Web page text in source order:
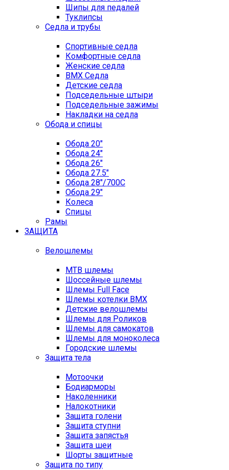
Шипы для педалей
Туклипсы
Седла и трубы
Спортивные седла
Комфортные седла
Женские седла
BMX Седла
Детские седла
Подседельные штыри
Подседельные зажимы
Накладки на седла
Обода и спицы
Обода 20"
Обода 24"
Обода 26"
Обода 27.5"
Обода 28"/700C
Обода 29"
Колеса
Спицы
Рамы
ЗАЩИТА
Велошлемы
MTB шлемы
Шоссейные шлемы
Шлемы Full Face
Шлемы котелки BMX
Детские велошлемы
Шлемы для Роликов
Шлемы для самокатов
Шлемы для моноколеса
Городские шлемы
Защита тела
Мотоочки
Бодиарморы
Наколенники
Налокотники
Защита голени
Защита ступни
Защита запястья
Защита шеи
Шорты защитные
Защита по типу